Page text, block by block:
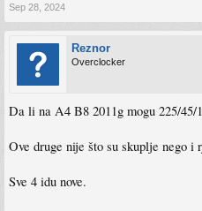
Sep 28, 2024
Reznor
Overclocker
Da li na A4 B8 2011g mogu 225/45/
Ove druge nije što su skuplje nego i
Sve 4 idu nove.